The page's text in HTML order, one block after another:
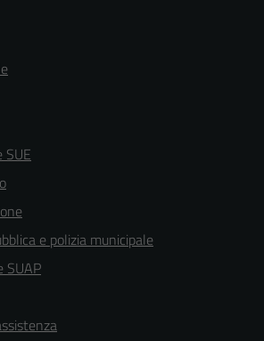
e polizia municipale
SUAP